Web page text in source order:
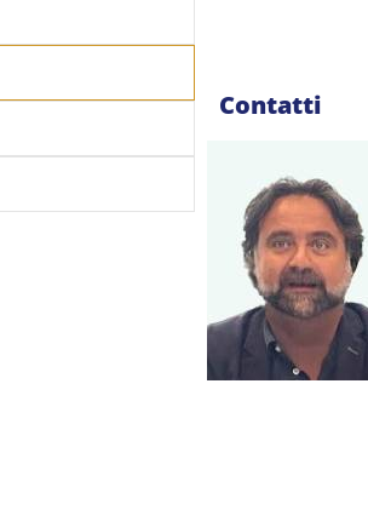
Contatti